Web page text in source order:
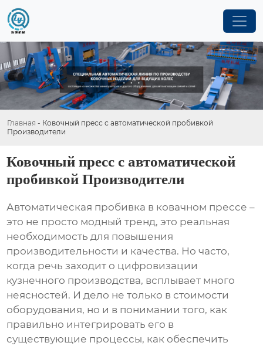
Главная - Ковочный пресс с автоматической пробивкой
Производители
Ковочный пресс с автоматической
пробивкой Производители
Автоматическая пробивка в ковачном прессе –
это не просто модный тренд, это реальная
необходимость для повышения
производительности и качества. Но часто,
когда речь заходит о цифровизации
кузнечного производства, всплывает много
неясностей. И дело не только в стоимости
оборудования, но и в понимании того, как
правильно интегрировать его в
существующие процессы, как обеспечить